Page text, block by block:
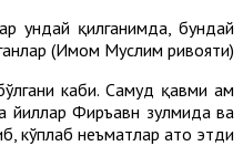
ундай қилганимда, бундай
(Имом Муслим ривояти).
каби. Самуд қавми ҳам
йиллар Фиръавн зулмида ва
кўплаб неъматлар ато этди.